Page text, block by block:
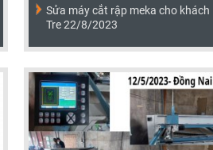
Sửa máy cắt rập meka cho khách
Tre 22/8/2023